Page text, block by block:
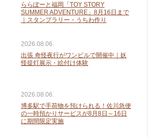
ららぽーと福岡「TOY STORY
SUMMER ADVENTURE」8月16日まで
｜スタンプラリー・うちわ作り
2026.08.06.
出張 奇怪夜行がワンビルで開催中｜妖
怪提灯展示・絵付け体験
2026.08.06.
博多駅で手荷物を預けられる！佐川急便
の一時預かりサービスが8月8日～16日
に期間限定実施